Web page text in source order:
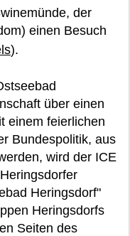
der
einen Besuch
).
über einen
einem feierlichen
Bundespolitik, aus
wird der ICE
Heringsdorf"
Heringsdorfs
Seiten des